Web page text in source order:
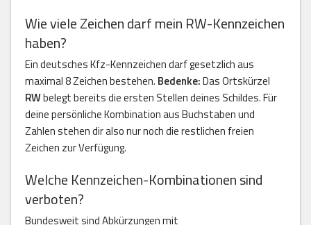
Wie viele Zeichen darf mein RW-Kennzeichen
haben?
Ein deutsches Kfz-Kennzeichen darf gesetzlich aus
maximal 8 Zeichen bestehen. Bedenke:Das Ortskürzel
RWbelegt bereits die ersten Stellen deines Schildes. Für
deine persönliche Kombination aus Buchstaben und
Zahlen stehen dir also nur noch die restlichen freien
Zeichen zur Verfügung.
Welche Kennzeichen-Kombinationen sind
verboten?
Bundesweit sind Abkürzungen mit